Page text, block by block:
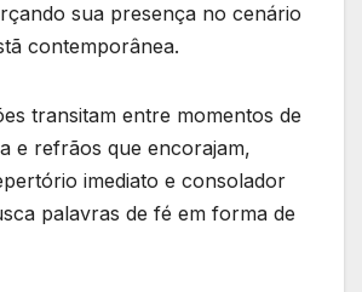
sua presença no cenário
contemporânea.
transitam entre momentos de
e refrãos que encorajam,
imediato e consolador
palavras de fé em forma de